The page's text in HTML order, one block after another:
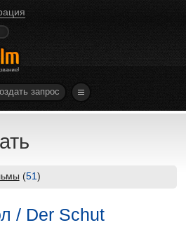
запрос
(51)
/ Der Schut